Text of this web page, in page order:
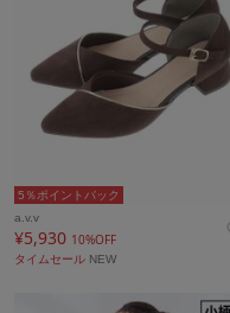
5％ポイントバック
a.v.v
¥5,930 10%OFF
タイムセール NEW